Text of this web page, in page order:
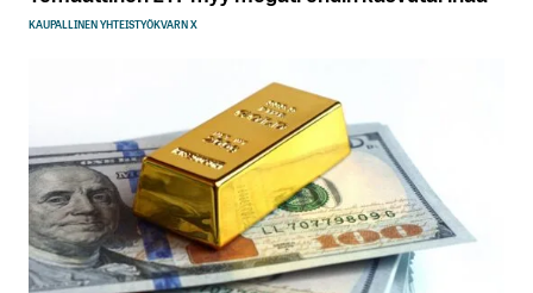
KAUPALLINEN YHTEISTYÖKVARN X